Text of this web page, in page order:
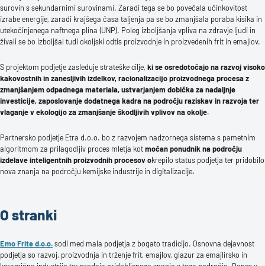
surovin s sekundarnimi surovinami. Zaradi tega se bo povečala učinkovitost
izrabe energije, zaradi krajšega časa taljenja pa se bo zmanjšala poraba kisika in
utekočinjenega naftnega plina (UNP). Poleg izboljšanja vpliva na zdravje ljudi in
živali se bo izboljšal tudi okoljski odtis proizvodnje in proizvedenih frit in emajlov.
S projektom podjetje zasleduje strateške cilje, ki se osredotočajo na razvoj visoko
kakovostnih in zanesljivih izdelkov, racionalizacijo proizvodnega procesa z
zmanjšanjem odpadnega materiala, ustvarjanjem dobička za nadaljnje
investicije, zaposlovanje dodatnega kadra na področju raziskav in razvoja ter
vlaganje v ekologijo za zmanjšanje škodljivih vplivov na okolje.
Partnersko podjetje Etra d.o.o. bo z razvojem nadzornega sistema s pametnim
algoritmom za prilagodljiv proces mletja kotmočan ponudnik na področju
izdelave inteligentnih proizvodnih procesov okrepilo status podjetja ter pridobilo
nova znanja na področju kemijske industrije in digitalizacije.
O stranki
Emo Frite d.o.o.sodi med mala podjetja z bogato tradicijo. Osnovna dejavnost
podjetja so razvoj, proizvodnja in trženje frit, emajlov, glazur za emajlirsko in